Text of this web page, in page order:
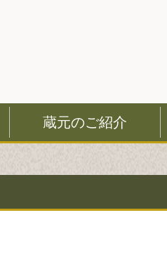
蔵元のご紹介